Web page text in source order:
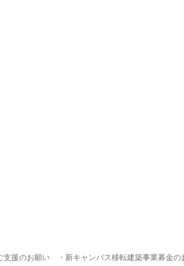
支援のお願い ・新キャンパス移転建築事業募金の